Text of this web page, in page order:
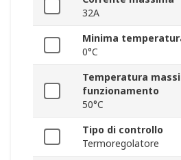
32A
Minima
0°C
Temperatura
funzionamento
50°C
Tipo di controllo
Termoregolatore